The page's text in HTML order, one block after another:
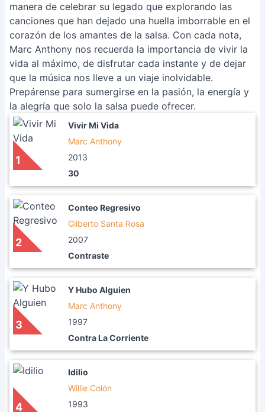
manera de celebrar su legado que explorando las
canciones que han dejado una huella imborrable en el
corazón de los amantes de la salsa. Con cada nota,
Marc Anthony nos recuerda la importancia de vivir la
vida al máximo, de disfrutar cada instante y de dejar
que la música nos lleve a un viaje inolvidable.
Prepárense para sumergirse en la pasión, la energía y
la alegría que solo la salsa puede ofrecer.
1
Vivir Mi Vida
Marc Anthony
2013
30
2
Conteo Regresivo
Gilberto Santa Rosa
2007
Contraste
3
Y Hubo Alguien
Marc Anthony
1997
Contra La Corriente
4
Idilio
Willie Colón
1993